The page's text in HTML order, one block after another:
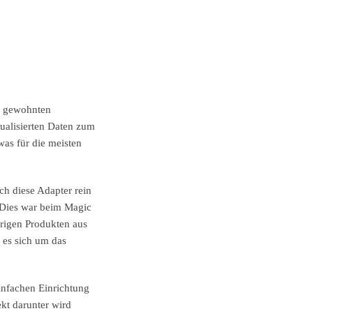
Daten zum
für die meisten
diese Adapter rein
war beim Magic
Produkten aus
sich um das
Einrichtung
darunter wird